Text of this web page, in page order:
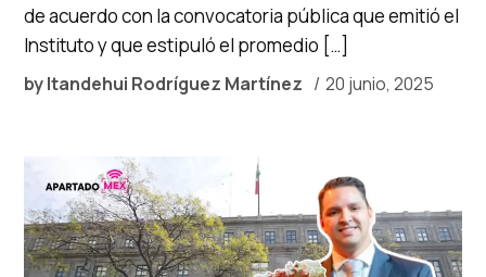
byItandehui Rodríguez Martínez 20 junio, 2025
de acuerdo con la convocatoria pública que emitió el
Instituto y que estipuló el promedio […]